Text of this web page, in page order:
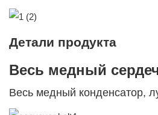
Детали продукта
Весь медный
Весь медный конденсатор,